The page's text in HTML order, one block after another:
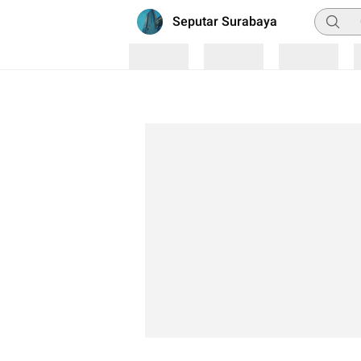
Seputar Surabaya